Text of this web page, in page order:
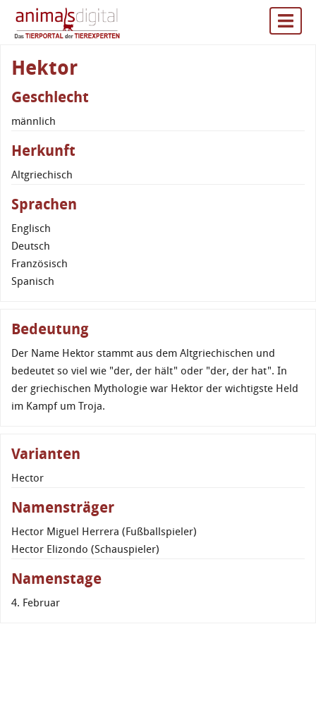
Hektor
Geschlecht
männlich
Herkunft
Altgriechisch
Sprachen
Englisch
Deutsch
Französisch
Spanisch
Bedeutung
Der Name Hektor stammt aus dem Altgriechischen und
bedeutet so viel wie "der, der hält" oder "der, der hat". In
der griechischen Mythologie war Hektor der wichtigste Held
im Kampf um Troja.
Varianten
Hector
Namensträger
Hector Miguel Herrera (Fußballspieler)
Hector Elizondo (Schauspieler)
Namenstage
4. Februar